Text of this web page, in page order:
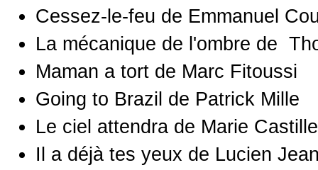
Cessez-le-feu de Emmanuel
La mécanique de l'ombre de
Maman a tort de Marc Fitoussi
Going to Brazil de Patrick Mille
Le ciel attendra de Marie
Il a déjà tes yeux de Lucien